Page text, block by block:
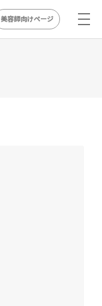
美容師向けページ